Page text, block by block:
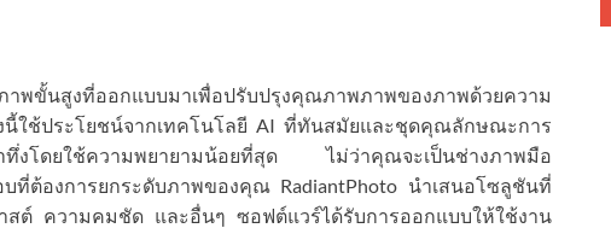
าพขั้นสูงที่ออกแบบมาเพื่อปรับปรุงคุณภาพภาพของภาพด้วยความ
นี้ใช้ประโยชน์จากเทคโนโลยี AI ที่ทันสมัยและชุดคุณลักษณะการ
าทึ่งโดยใช้ความพยายามน้อยที่สุด ไม่ว่าคุณจะเป็นช่างภาพมือ
ต้องการยกระดับภาพของคุณ RadiantPhoto นำเสนอโซลูชันที่
ต์ ความคมชัด และอื่นๆ ซอฟต์แวร์ได้รับการออกแบบให้ใช้งาน